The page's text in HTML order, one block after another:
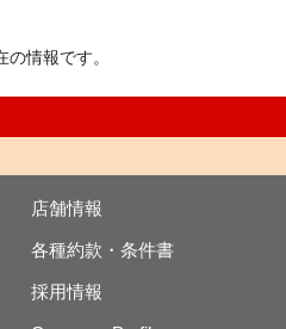
情報です。
店舗情報
各種約款・条件書
採用情報